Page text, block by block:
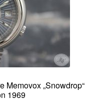
Memovox „Snowdrop“
1969